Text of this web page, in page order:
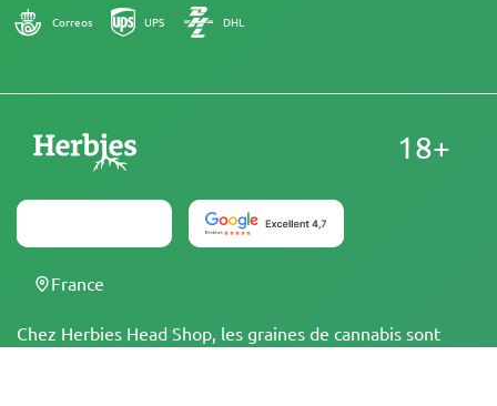
Correos UPS DHL
Chez Herbies Head Shop, les graines de cannabis sont
18+
France